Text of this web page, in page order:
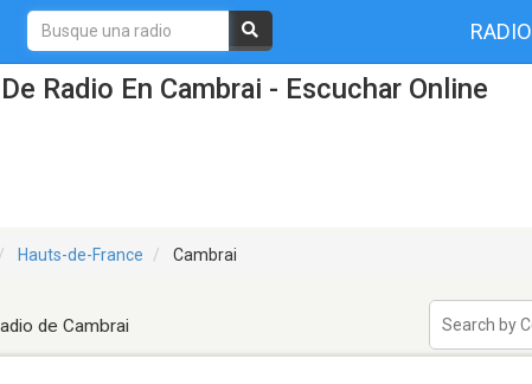
RADIO
Radio En Cambrai - Escuchar Online
Hauts-de-France Cambrai
de Cambrai